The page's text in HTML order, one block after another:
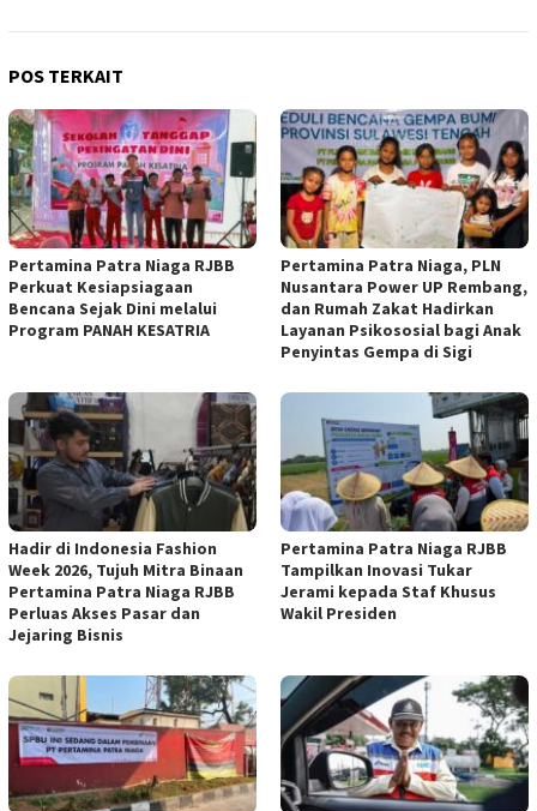
POS TERKAIT
Pertamina Patra Niaga RJBB
Perkuat Kesiapsiagaan
Bencana Sejak Dini melalui
Program PANAH KESATRIA
Pertamina Patra Niaga, PLN
Nusantara Power UP Rembang,
dan Rumah Zakat Hadirkan
Layanan Psikososial bagi Anak
Penyintas Gempa di Sigi
Hadir di Indonesia Fashion
Week 2026, Tujuh Mitra Binaan
Pertamina Patra Niaga RJBB
Perluas Akses Pasar dan
Jejaring Bisnis
Pertamina Patra Niaga RJBB
Tampilkan Inovasi Tukar
Jerami kepada Staf Khusus
Wakil Presiden